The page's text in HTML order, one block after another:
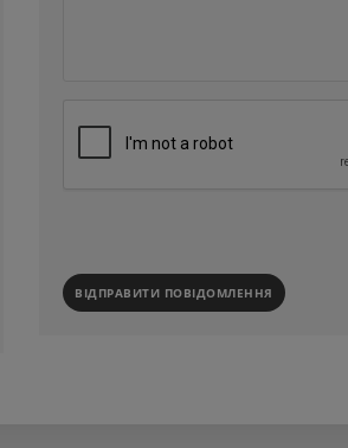
ВІДПРАВИТИ ПОВІДОМЛЕННЯ